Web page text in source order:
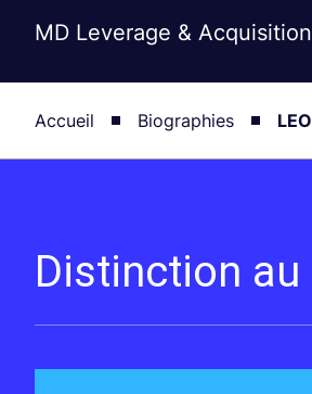
MD Leverage &
Accueil Biographies
Distinction au